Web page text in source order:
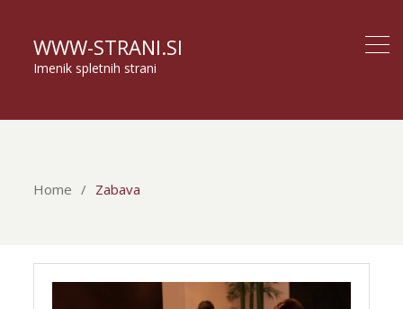
WWW-STRANI.SI
Imenik spletnih strani
Home Zabava
Zabava